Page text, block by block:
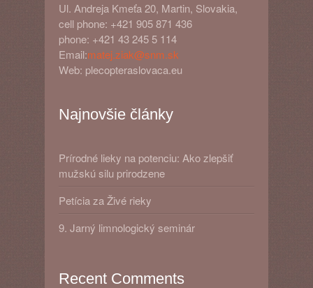
Ul. Andreja Kmeťa 20, Martin, Slovakia,
cell phone: +421 905 871 436
phone: +421 43 245 5 114
Email:matej.ziak@snm.sk
Web: plecopteraslovaca.eu
Najnovšie články
Prírodné lieky na potenciu: Ako zlepšiť
mužskú silu prirodzene
Petícia za Živé rieky
9. Jarný limnologický seminár
Recent Comments